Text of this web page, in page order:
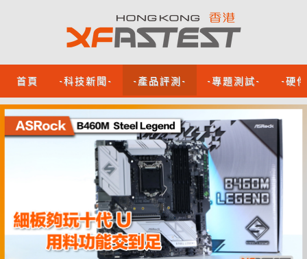
首頁 -科技新聞- -產品評測- -專題測試- -硬